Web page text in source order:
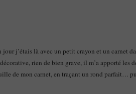
j’étais là avec un petit crayon et un carnet
rien de bien grave, il m’a apporté les
de mon carnet, en traçant un rond parfait…